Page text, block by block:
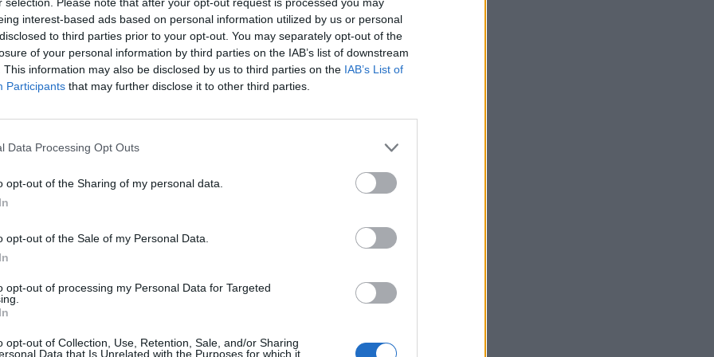
interest-based ads based on personal information utilized by us or personal
to third parties prior to your opt-out. You may separately opt-out of the
of your personal information by third parties on the IAB’s list of downstream
This information may also be disclosed by us to third parties on the IAB’s List of
Participants that may further disclose it to other third parties.
Data Processing Opt Outs
opt-out of the Sharing of my personal data.
opt-out of the Sale of my Personal Data.
opt-out of processing my Personal Data for Targeted
opt-out of Collection, Use, Retention, Sale, and/or Sharing
Data that Is Unrelated with the Purposes for which it
και κόρες
μας Τσίρκο
ούτε πίσω
ΤΣΑΚ
Οι φανταστικές περιπέτειες